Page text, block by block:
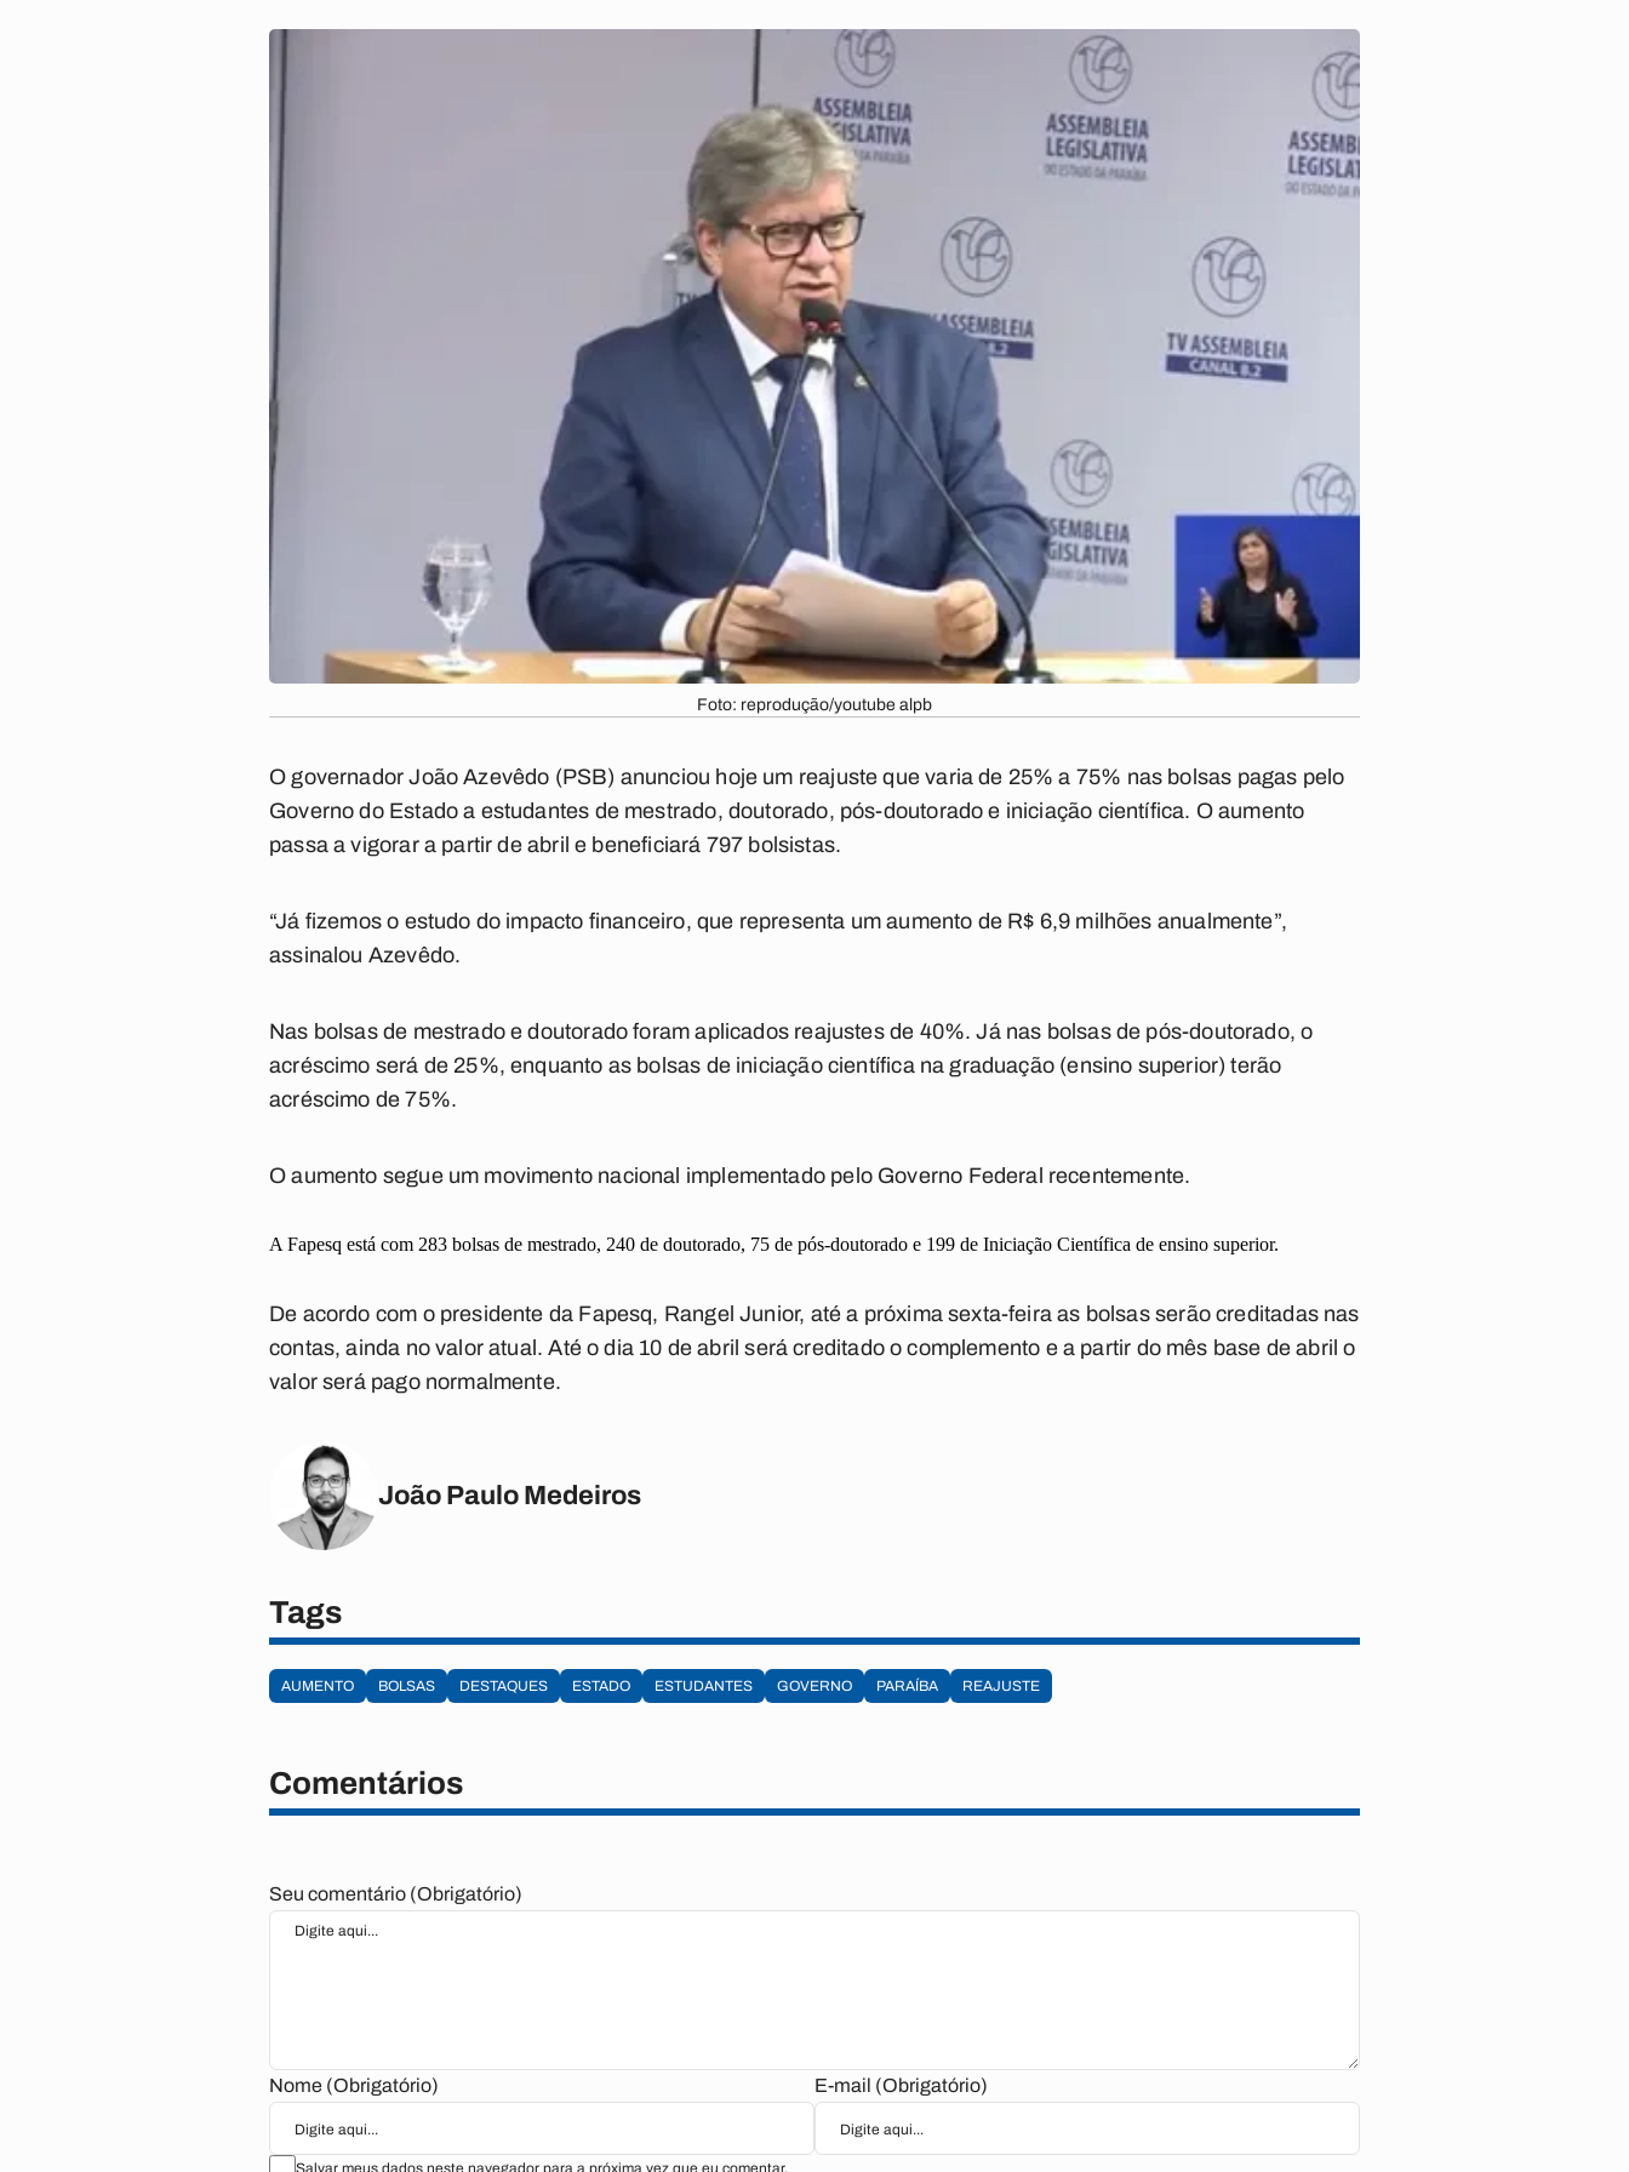
Foto: reprodução/youtube alpb
O governador João Azevêdo (PSB) anunciou hoje um reajuste que varia de 25% a 75% nas bolsas pagas pelo
Governo do Estado a estudantes de mestrado, doutorado, pós-doutorado e iniciação científica. O aumento
passa a vigorar a partir de abril e beneficiará 797 bolsistas.
“Já fizemos o estudo do impacto financeiro, que representa um aumento de R$ 6,9 milhões anualmente”,
assinalou Azevêdo.
Nas bolsas de mestrado e doutorado foram aplicados reajustes de 40%. Já nas bolsas de pós-doutorado, o
acréscimo será de 25%, enquanto as bolsas de iniciação científica na graduação (ensino superior) terão
acréscimo de 75%.
O aumento segue um movimento nacional implementado pelo Governo Federal recentemente.
A Fapesq está com 283 bolsas de mestrado, 240 de doutorado, 75 de pós-doutorado e 199 de Iniciação Científica de ensino superior.
De acordo com o presidente da Fapesq, Rangel Junior, até a próxima sexta-feira as bolsas serão creditadas nas
contas, ainda no valor atual. Até o dia 10 de abril será creditado o complemento e a partir do mês base de abril o
valor será pago normalmente.
João Paulo Medeiros
Tags
AUMENTO BOLSAS DESTAQUES ESTADO ESTUDANTES GOVERNO PARAÍBA REAJUSTE
Comentários
Seu comentário (Obrigatório)
Nome (Obrigatório) E-mail (Obrigatório)
Salvar meus dados neste navegador para a próxima vez que eu comentar.